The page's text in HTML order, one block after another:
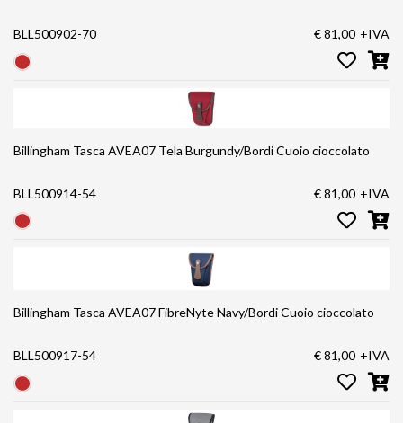
BLL500902-70 € 81,00 +IVA
Billingham Tasca AVEA07 Tela Burgundy/Bordi Cuoio cioccolato
BLL500914-54 € 81,00 +IVA
Billingham Tasca AVEA07 FibreNyte Navy/Bordi Cuoio cioccolato
BLL500917-54 € 81,00 +IVA